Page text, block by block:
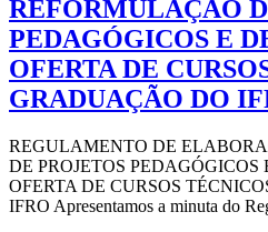
REFORMULAÇÃO
PEDAGÓGICOS E
OFERTA DE
GRADUAÇÃO DO
REGULAMENTO DE
DE PROJETOS PEDAGÓGICOS
OFERTA DE CURSOS
IFRO Apresentamos a minuta do